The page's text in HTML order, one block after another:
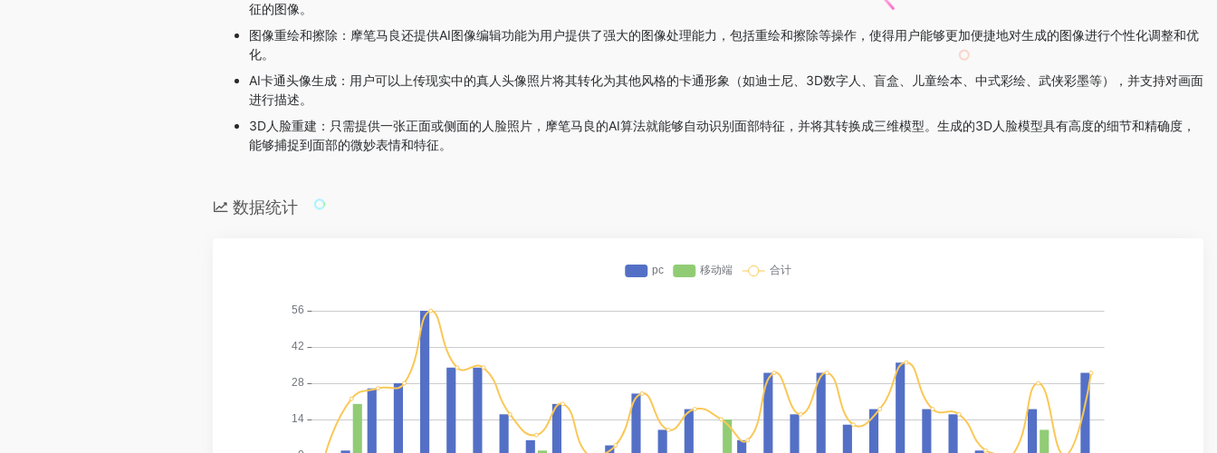
征的图像。
图像重绘和擦除：摩笔马良还提供AI图像编辑功能为用户提供了强大的图像处理能力，包括重绘和擦除等操作，使得用户能够更加便捷地对生成的图像进行个性化调整和优
化。
AI卡通头像生成：用户可以上传现实中的真人头像照片将其转化为其他风格的卡通形象（如迪士尼、3D数字人、盲盒、儿童绘本、中式彩绘、武侠彩墨等），并支持对画面
进行描述。
3D人脸重建：只需提供一张正面或侧面的人脸照片，摩笔马良的AI算法就能够自动识别面部特征，并将其转换成三维模型。生成的3D人脸模型具有高度的细节和精确度，
能够捕捉到面部的微妙表情和特征。
数据统计